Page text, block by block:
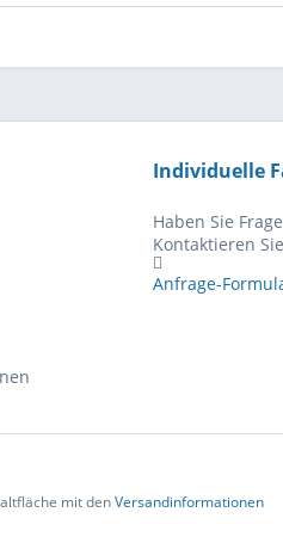
Individuelle
Haben Sie
Kontaktieren
Anfrage-
mit denVersandinformationen